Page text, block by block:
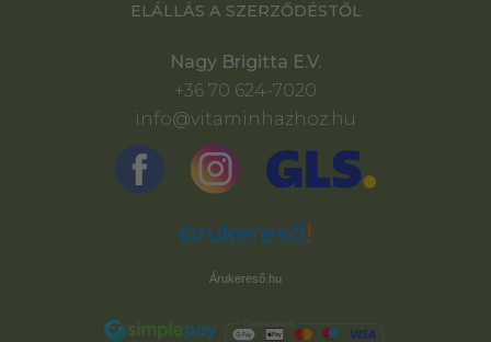
ELÁLLÁS A SZERZŐDÉSTŐL
Nagy Brigitta E.V.
+36 70 624-7020
info@vitaminhazhoz.hu
Árukereső.hu